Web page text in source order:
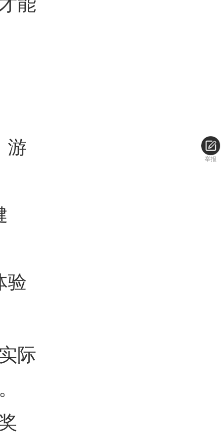
游
验
际
举报